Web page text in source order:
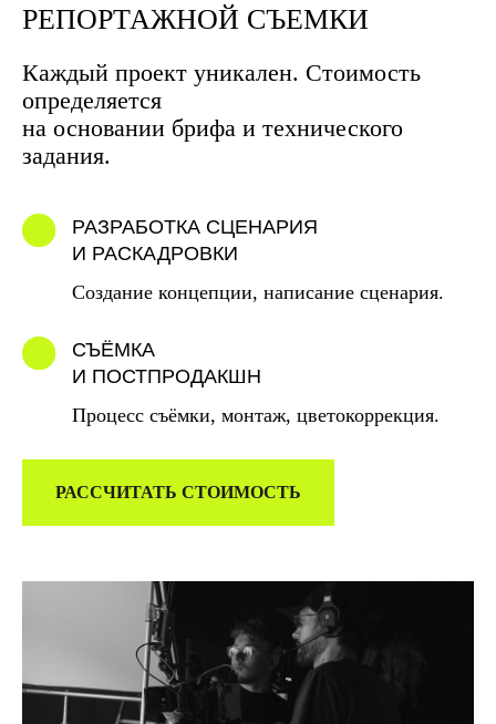
РЕПОРТАЖНОЙ СЪЕМКИ
Каждый проект уникален. Стоимость
определяется
на основании брифа и технического
задания.
РАЗРАБОТКА СЦЕНАРИЯ
И РАСКАДРОВКИ
Создание концепции, написание сценария.
СЪЁМКА
И ПОСТПРОДАКШН
Процесс съёмки, монтаж, цветокоррекция.
РАССЧИТАТЬ СТОИМОСТЬ